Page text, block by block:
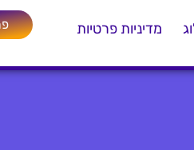
מדיניות פרטיות